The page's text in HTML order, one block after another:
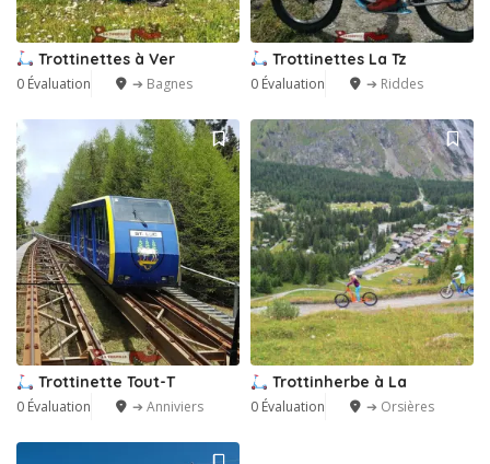
Trottinettes à Ver
0 Évaluation ➔ Bagnes
Trottinettes La Tz
0 Évaluation ➔ Riddes
Trottinette Tout-T
0 Évaluation ➔ Anniviers
Trottinherbe à La
0 Évaluation ➔ Orsières